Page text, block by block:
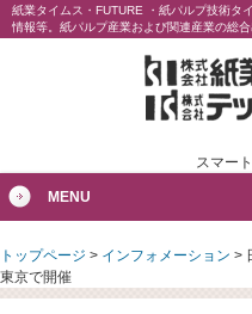
紙業タイムス・FUTURE ・紙パルプ技術タ
情報等。紙パルプ産業および関連産業の総
スマー
MENU
トップページ > インフォメーション >
東京で開催